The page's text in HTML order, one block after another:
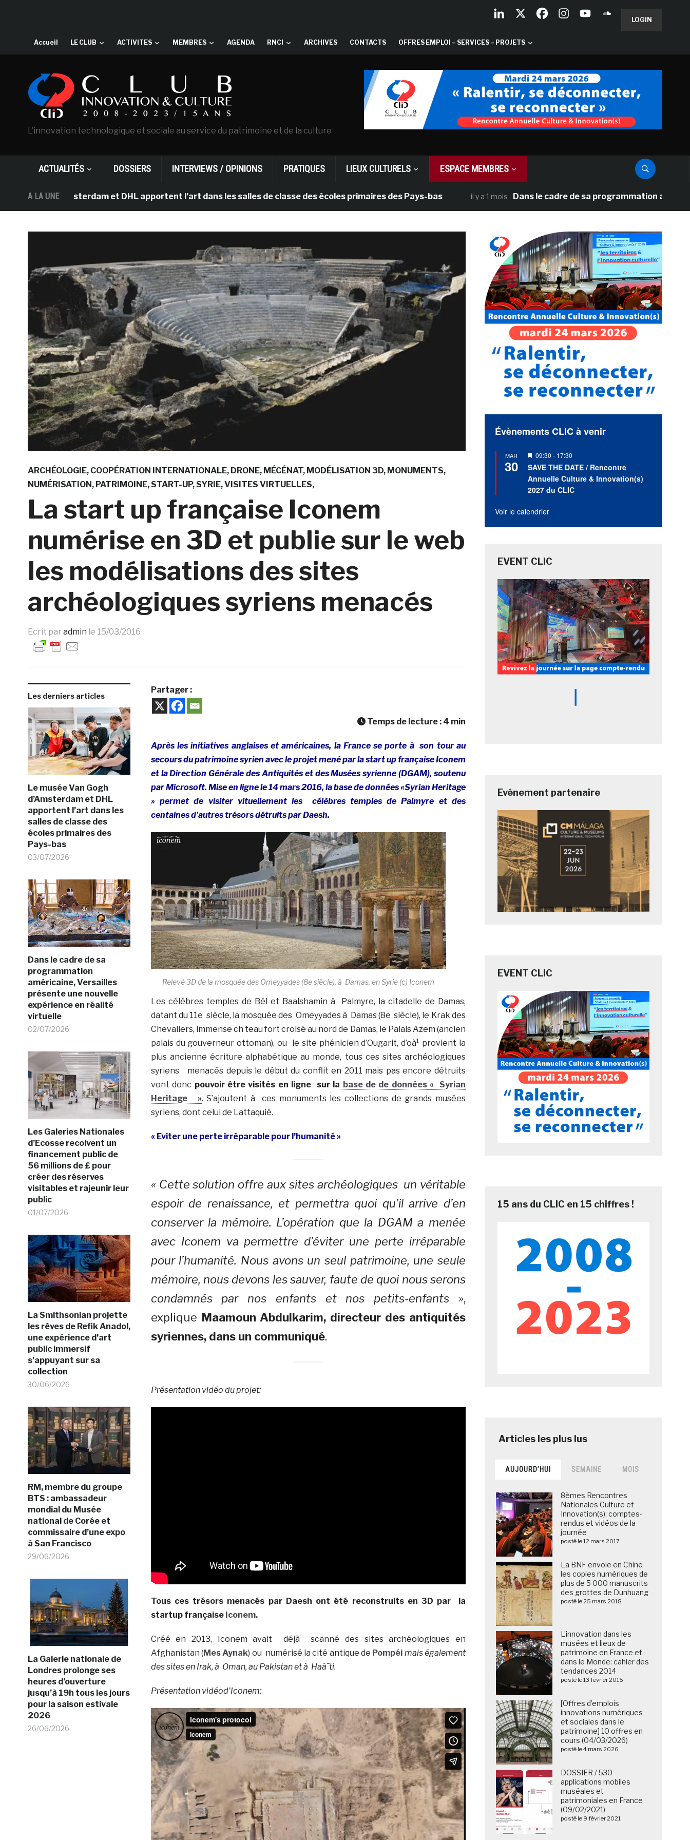
LOGIN
Accueil LE CLUB ACTIVITES MEMBRES AGENDA RNCI ARCHIVES CONTACTS OFFRES EMPLOI – SERVICES – PROJETS
L'innovation technologique et sociale au service du patrimoine et de la culture
ACTUALITÉS DOSSIERS INTERVIEWS / OPINIONS PRATIQUES LIEUX CULTURELS ESPACE MEMBRES
A LA UNE
d’Amsterdam et DHL apportent l’art dans les salles de classe des écoles primaires des Pays-bas il y a 1 mois Dans le cadre de sa programmation américaine,
ARCHÉOLOGIE COOPÉRATION INTERNATIONALE DRONE MÉCÉNAT MODÉLISATION 3D MONUMENTS
NUMÉRISATION PATRIMOINE START-UP SYRIE VISITES VIRTUELLES
La start up française Iconem
numérise en 3D et publie sur le web
les modélisations des sites
archéologiques syriens menacés
Ecrit par admin le 15/03/2016
Les derniers articles
Le musée Van Gogh
d’Amsterdam et DHL
apportent l’art dans les
salles de classe des
écoles primaires des
Pays-bas
03/07/2026
Dans le cadre de sa
programmation
américaine, Versailles
présente une nouvelle
expérience en réalité
virtuelle
02/07/2026
Les Galeries Nationales
d’Ecosse recoivent un
financement public de
56 millions de £ pour
créer des réserves
visitables et rajeunir leur
public
01/07/2026
La Smithsonian projette
les rêves de Refik Anadol,
une expérience d’art
public immersif
s’appuyant sur sa
collection
30/06/2026
RM, membre du groupe
BTS : ambassadeur
mondial du Musée
national de Corée et
commissaire d’une expo
à San Francisco
29/06/2026
La Galerie nationale de
Londres prolonge ses
heures d’ouverture
jusqu’à 19h tous les jours
pour la saison estivale
2026
26/06/2026
Partager :
Temps de lecture : 4 min
Après les initiatives anglaises et américaines, la France se porte à son tour au
secours du patrimoine syrien avec le projet mené par la start up française Iconem
et la Direction Générale des Antiquités et des Musées syrienne (DGAM), soutenu
par Microsoft. Mise en ligne le 14 mars 2016, la base de données «Syrian Heritage
» permet de visiter vituellement les célèbres temples de Palmyre et des
centaines d’autres trésors détruits par Daesh.
Relevé 3D de la mosquée des Omeyyades (8e siècle), à Damas, en Syrie (c) Iconem
Les célèbres temples de Bêl et Baalshamin à Palmyre, la citadelle de Damas,
datant du 11e siècle, la mosquée des Omeyyades à Damas (8e siècle), le Krak des
Chevaliers, immense ch teau fort croisé au nord de Damas, le Palais Azem (ancien
palais du gouverneur ottoman), ou le site phénicien d’Ougarit, d’oà¹ provient la
plus ancienne écriture alphabétique au monde, tous ces sites archéologiques
syriens menacés depuis le début du conflit en 2011 mais pas encore détruits
vont donc pouvoir être visités en ligne sur la base de de données « Syrian
Heritage ». S’ajoutent à ces monuments les collections de grands musées
syriens, dont celui de Lattaquié.
« Eviter une perte irréparable pour l’humanité »
« Cette solution offre aux sites archéologiques un véritable
espoir de renaissance, et permettra quoi qu’il arrive d’en
conserver la mémoire. L’opération que la DGAM a menée
avec Iconem va permettre d’éviter une perte irréparable
pour l’humanité. Nous avons un seul patrimoine, une seule
mémoire, nous devons les sauver, faute de quoi nous serons
condamnés par nos enfants et nos petits-enfants »,
explique Maamoun Abdulkarim, directeur des antiquités
syriennes, dans un communiqué.
Présentation vidéo du projet:
Tous ces trésors menacés par Daesh ont été reconstruits en 3D par la
startup françaiseIconem.
Créé en 2013, Iconem avait déjà scanné des sites archéologiques en
Afghanistan (Mes Aynak) ou numérisé la cité antique de Pompéi mais également
des sites en Irak, à Oman, au Pakistan et à Haà¯ti.
Présentation vidéod’Iconem:
Évènements CLIC à venir
MAR
30
Mis
en
avant
09:30 - 17:30
SAVE THE DATE / Rencontre
Annuelle Culture & Innovation(s)
2027 du CLIC
Voir le calendrier
EVENT CLIC
Evénement partenaire
EVENT CLIC
15 ans du CLIC en 15 chiffres !
AUJOURD’HUI SEMAINE MOIS
8èmes Rencontres
Nationales Culture et
Innovation(s): comptes-
rendus et vidéos de la
journée
posté le 12 mars 2017
La BNF envoie en Chine
les copies numériques de
plus de 5 000 manuscrits
des grottes de Dunhuang
posté le 25 mars 2018
L’innovation dans les
musées et lieux de
patrimoine en France et
dans le Monde: cahier des
tendances 2014
posté le 13 février 2015
[Offres d’emplois
innovations numériques
et sociales dans le
patrimoine] 10 offres en
cours (04/03/2026)
posté le 4 mars 2026
DOSSIER / 530
applications mobiles
muséales et
patrimoniales en France
(09/02/2021)
posté le 9 février 2021